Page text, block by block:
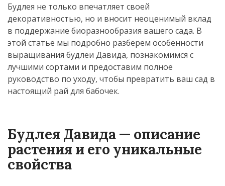
Будлея не только впечатляет своей
декоративностью, но и вносит неоценимый вклад
в поддержание биоразнообразия вашего сада. В
этой статье мы подробно разберем особенности
выращивания будлеи Давида, познакомимся с
лучшими сортами и предоставим полное
руководство по уходу, чтобы превратить ваш сад в
настоящий рай для бабочек.
Будлея Давида — описание
растения и его уникальные
свойства